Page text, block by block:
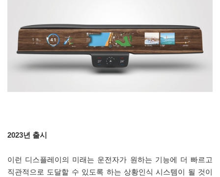
2023년 출시
이런 디스플레이의 미래는 운전자가 원하는 기능에 더 빠르고
직관적으로 도달할 수 있도록 하는 상황인식 시스템이 될 것이